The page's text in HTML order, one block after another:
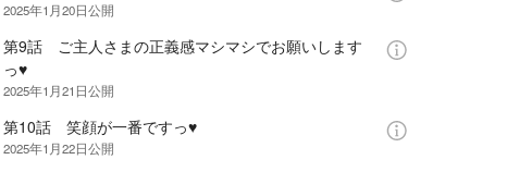
2025年1月20日公開
第9話 ご主人さまの正義感マシマシでお願いします
っ♥
2025年1月21日公開
第10話 笑顔が一番ですっ♥
2025年1月22日公開